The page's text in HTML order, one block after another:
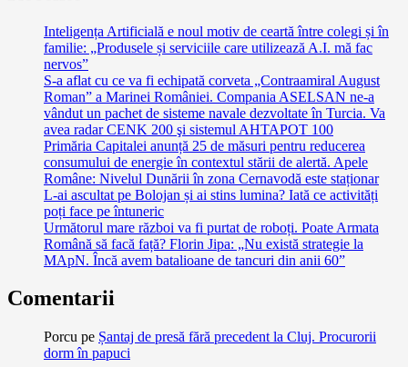
Inteligența Artificială e noul motiv de ceartă între colegi și în
familie: „Produsele și serviciile care utilizează A.I. mă fac
nervos”
S-a aflat cu ce va fi echipată corveta „Contraamiral August
Roman” a Marinei României. Compania ASELSAN ne-a
vândut un pachet de sisteme navale dezvoltate în Turcia. Va
avea radar CENK 200 şi sistemul AHTAPOT 100
Primăria Capitalei anunță 25 de măsuri pentru reducerea
consumului de energie în contextul stării de alertă. Apele
Române: Nivelul Dunării în zona Cernavodă este staționar
L-ai ascultat pe Bolojan și ai stins lumina? Iată ce activități
poți face pe întuneric
Următorul mare război va fi purtat de roboți. Poate Armata
Română să facă față? Florin Jipa: „Nu există strategie la
MApN. Încă avem batalioane de tancuri din anii 60”
Comentarii
Porcu pe Șantaj de presă fără precedent la Cluj. Procurorii
dorm în papuci